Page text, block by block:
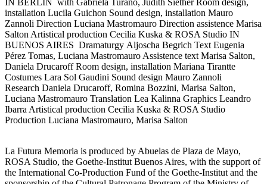
installation Lucila Guichon Sound design, installation Mauro
Zannoli Direction Luciana Mastromauro Direction assistence Marisa
Salton Artistical production Cecilia Kuska & ROSA Studio IN
BUENOS AIRES Dramaturgy Aljoscha Begrich Text Eugenia
Pérez Tomas, Luciana Mastromauro Assistence text Marisa Salton,
Daniela DrucaroffRoom design, installation Mariana Tirantte
Costumes Lara Sol Gaudini Sound design Mauro Zannoli
Research Daniela Drucaroff, Romina Bozzini, Marisa Salton,
Luciana Mastromauro Translation Lea Kalinna Graphics Leandro
Ibarra Artistical production Cecilia Kuska & ROSA Studio
Production Luciana Mastromauro, Marisa Salton
La Futura Memoria is produced by Abuelas de Plaza de Mayo,
ROSA Studio, the Goethe-Institut Buenos Aires, with the support of
the International Co-Production Fund of the Goethe-Institut and the